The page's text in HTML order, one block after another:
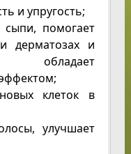
и упругость;
помогает
дерматозах и
клеток в
улучшает